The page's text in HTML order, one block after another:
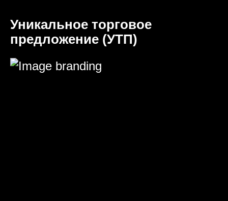
Уникальное торговое
предложение (УТП)